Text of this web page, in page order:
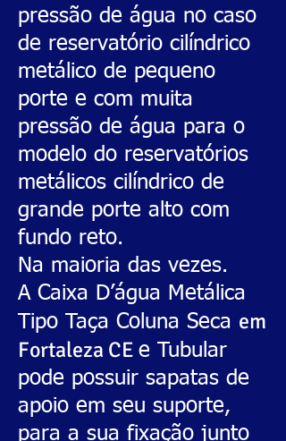
pressão de água no caso
de reservatório cilíndrico
metálico de pequeno
porte e com muita
pressão de água para o
modelo do reservatórios
metálicos cilíndrico de
grande porte alto com
fundo reto.
Na maioria das vezes.
A Caixa D’água Metálica
Tipo Taça Coluna Seca em
Fortaleza CE e Tubular
pode possuir sapatas de
apoio em seu suporte,
para a sua fixação junto